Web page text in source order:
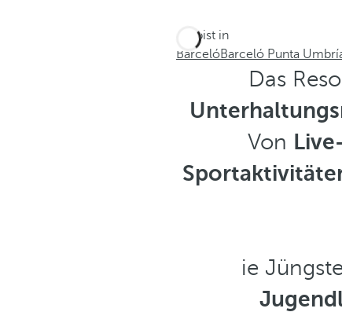
Du bist in
BarcelóBarceló Punta
Das
Von
ie